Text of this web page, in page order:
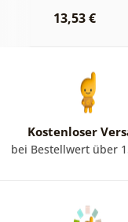
13,53 €
Kostenloser
bei Bestellwert über